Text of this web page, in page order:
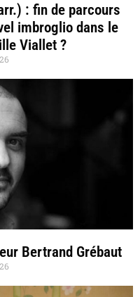
: fin de parcours
imbroglio dans le
Viallet ?
Bertrand Grébaut